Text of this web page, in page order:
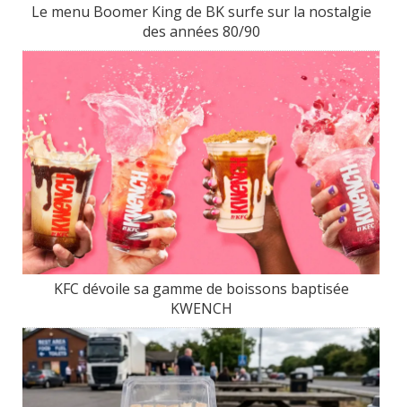
Le menu Boomer King de BK surfe sur la nostalgie
des années 80/90
KFC dévoile sa gamme de boissons baptisée
KWENCH